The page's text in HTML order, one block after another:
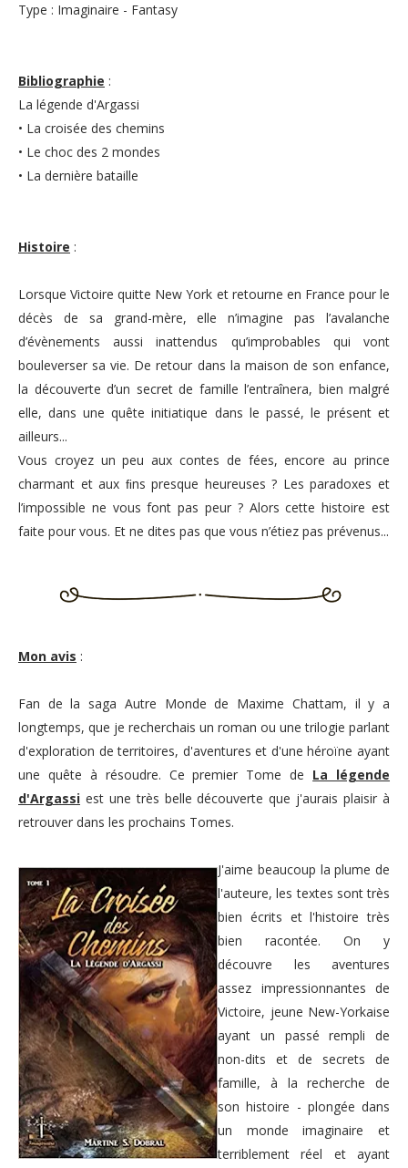
Type : Imaginaire - Fantasy
Bibliographie :
La légende d'Argassi
• La croisée des chemins
• Le choc des 2 mondes
• La dernière bataille
Histoire :
Lorsque Victoire quitte New York et retourne en France pour le
décès de sa grand-mère, elle n’imagine pas l’avalanche
d’évènements aussi inattendus qu’improbables qui vont
bouleverser sa vie. De retour dans la maison de son enfance,
la découverte d’un secret de famille l’entraînera, bien malgré
elle, dans une quête initiatique dans le passé, le présent et
ailleurs...
Vous croyez un peu aux contes de fées, encore au prince
charmant et aux ﬁns presque heureuses ? Les paradoxes et
l’impossible ne vous font pas peur ? Alors cette histoire est
faite pour vous. Et ne dites pas que vous n’étiez pas prévenus...
Mon avis :
Fan de la saga Autre Monde de Maxime Chattam, il y a
longtemps, que je recherchais un roman ou une trilogie parlant
d'exploration de territoires, d'aventures et d'une héroïne ayant
une quête à résoudre. Ce premier Tome de La légende
d'Argassi est une très belle découverte que j'aurais plaisir à
retrouver dans les prochains Tomes.
J'aime beaucoup la plume de
l'auteure, les textes sont très
bien écrits et l'histoire très
bien racontée. On y
découvre les aventures
assez impressionnantes de
Victoire, jeune New-Yorkaise
ayant un passé rempli de
non-dits et de secrets de
famille, à la recherche de
son histoire - plongée dans
un monde imaginaire et
terriblement réel et ayant